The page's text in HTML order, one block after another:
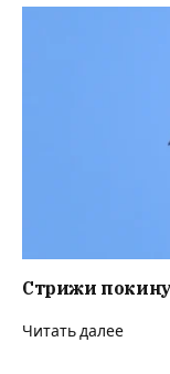
Стрижи
Читать далее